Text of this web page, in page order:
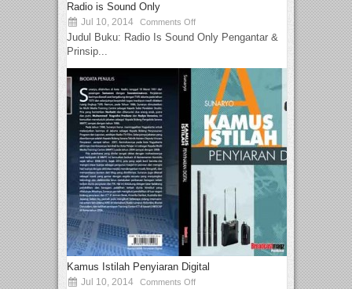
Radio is Sound Only
Jul 10, 2014 Comments Off
Judul Buku: Radio Is Sound Only Pengantar &
Prinsip...
Kamus Istilah Penyiaran Digital
Jul 10, 2014 Comments Off